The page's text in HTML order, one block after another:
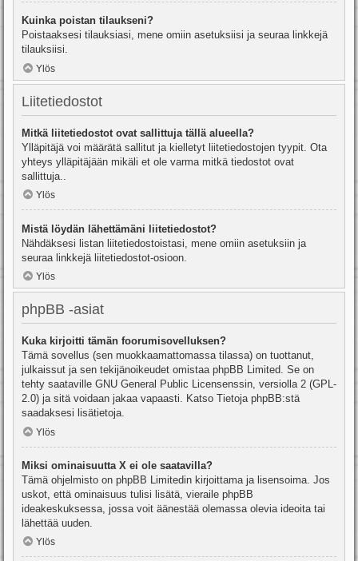
Kuinka poistan tilaukseni?
Poistaaksesi tilauksiasi, mene omiin asetuksiisi ja seuraa linkkejä
tilauksiisi.
Ylös
Liitetiedostot
Mitkä liitetiedostot ovat sallittuja tällä alueella?
Ylläpitäjä voi määrätä sallitut ja kielletyt liitetiedostojen tyypit. Ota
yhteys ylläpitäjään mikäli et ole varma mitkä tiedostot ovat
sallittuja..
Ylös
Mistä löydän lähettämäni liitetiedostot?
Nähdäksesi listan liitetiedostoistasi, mene omiin asetuksiin ja
seuraa linkkejä liitetiedostot-osioon.
Ylös
phpBB -asiat
Kuka kirjoitti tämän foorumisovelluksen?
Tämä sovellus (sen muokkaamattomassa tilassa) on tuottanut,
julkaissut ja sen tekijänoikeudet omistaa phpBB Limited. Se on
tehty saataville GNU General Public Licensenssin, versiolla 2 (GPL-
2.0) ja sitä voidaan jakaa vapaasti. Katso Tietoja phpBB:stä
saadaksesi lisätietoja.
Ylös
Miksi ominaisuutta X ei ole saatavilla?
Tämä ohjelmisto on phpBB Limitedin kirjoittama ja lisensoima. Jos
uskot, että ominaisuus tulisi lisätä, vieraile phpBB
ideakeskuksessa , jossa voit äänestää olemassa olevia ideoita tai
lähettää uuden.
Ylös